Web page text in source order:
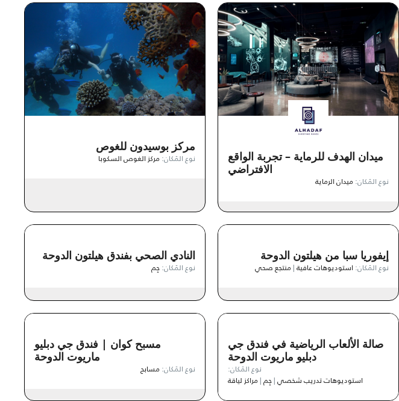
ميدان الهدف للرماية – تجربة الواقع
الافتراضي
نوع المَكان:ميدان الرماية
مركز بوسيدون للغوص
نوع المَكان:مركز الغوص السكوبا
إيفوريا سبا من هيلتون الدوحة
نوع المَكان:استوديوهات عافية|منتجع صحي
النادي الصحي بفندق هيلتون الدوحة
نوع المَكان:جِم
صالة الألعاب الرياضية في فندق جي
دبليو ماريوت الدوحة
نوع المَكان:
استوديوهات تدريب شخصي|جِم|مراكز لياقة
مسبح كوان | فندق جي دبليو
ماريوت الدوحة
نوع المَكان:مسابح